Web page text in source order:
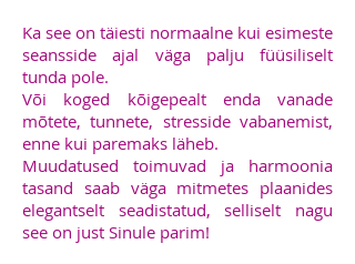
Ka see on täiesti normaalne kui esimeste
seansside ajal väga palju füüsiliselt
tunda pole.
Või koged kõigepealt enda vanade
mõtete, tunnete, stresside vabanemist,
enne kui paremaks läheb.
Muudatused toimuvad ja harmoonia
tasand saab väga mitmetes plaanides
elegantselt seadistatud, selliselt nagu
see on just Sinule parim!